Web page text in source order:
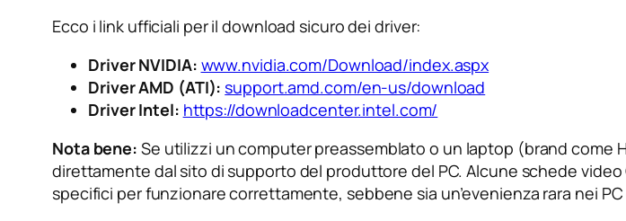
Ecco i link ufficiali per il download sicuro dei driver:
Driver NVIDIA: www.nvidia.com/Download/index.aspx
Driver AMD (ATI): support.amd.com/en-us/download
Driver Intel: https://downloadcenter.intel.com/
Nota bene: Se utilizzi un computer preassemblato o un laptop (brand come
direttamente dal sito di supporto del produttore del PC. Alcune schede
specifici per funzionare correttamente, sebbene sia un’evenienza rara nei